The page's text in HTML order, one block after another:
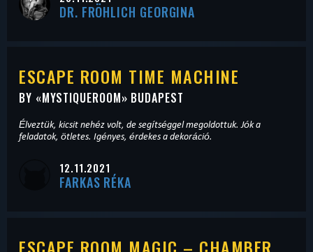
DR. FRÖHLICH GEORGINA
ESCAPE ROOM TIME MACHINE
BY «MYSTIQUEROOM» BUDAPEST
Élveztük, kicsit nehéz volt, de segítséggel megoldottuk. Jók a
feladatok, ötletes. Igényes, érdekes a dekoráció.
12.11.2021
FARKAS RÉKA
ESCAPE ROOM MAGIC – CHAMBER